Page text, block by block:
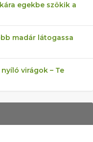
egekbe szökik a
madár látogassa
virágok – Te